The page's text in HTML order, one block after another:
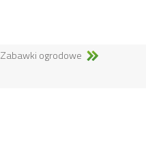
Zabawki ogrodowe